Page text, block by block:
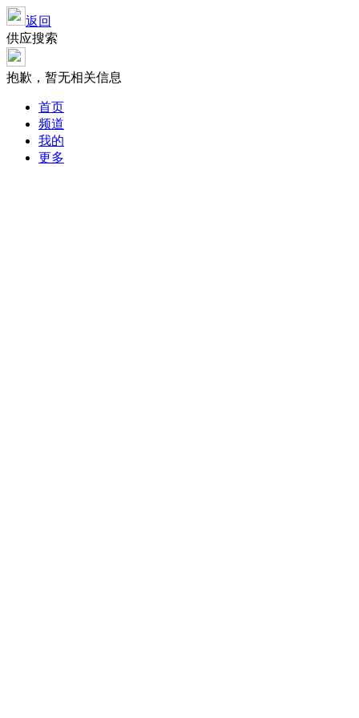
返回
供应搜索
抱歉，暂无相关信息
首页
频道
我的
更多